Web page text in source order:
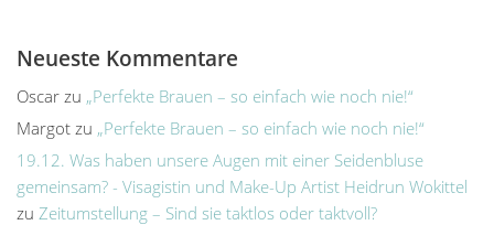
Neueste Kommentare
Oscar zu „Perfekte Brauen – so einfach wie noch nie!“
Margot zu „Perfekte Brauen – so einfach wie noch nie!“
19.12. Was haben unsere Augen mit einer Seidenbluse
gemeinsam? - Visagistin und Make-Up Artist Heidrun Wokittel
zu Zeitumstellung – Sind sie taktlos oder taktvoll?